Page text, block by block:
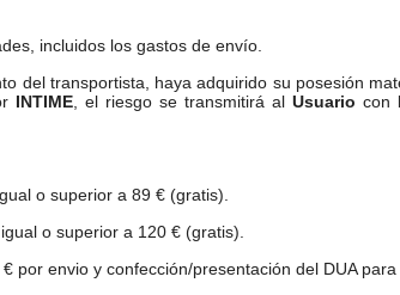
incluidos los gastos de envío.
del transportista, haya adquirido su posesión
INTIME, el riesgo se transmitirá alUsuario con
o superior a 89 € (gratis).
o superior a 120 € (gratis).
envio y confección/presentación del DUA para